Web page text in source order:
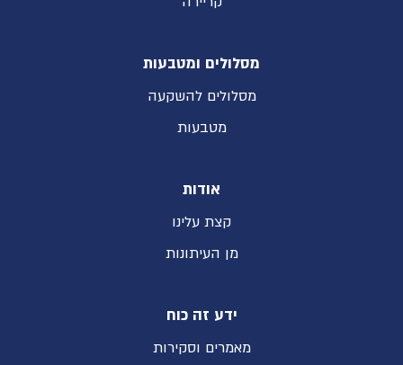
מסלולים ומטבעות
מסלולים להשקעה
מטבעות
אודות
קצת עלינו
מן העיתונות
ידע זה כוח
מאמרים וסקירות